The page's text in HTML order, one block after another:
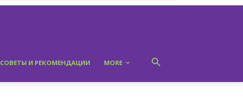
СОВЕТЫ И РЕКОМЕНДАЦИИ MORE